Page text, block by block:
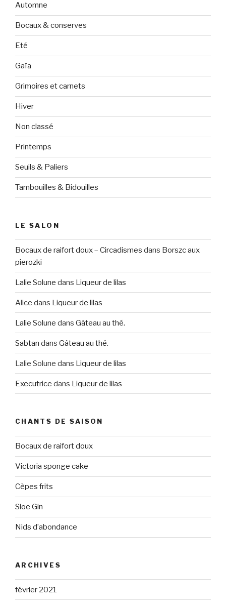
Automne
Bocaux & conserves
Eté
Gaïa
Grimoires et carnets
Hiver
Non classé
Printemps
Seuils & Paliers
Tambouilles & Bidouilles
LE SALON
Bocaux de raifort doux – Circadismes dans Borszc aux
pierozki
Lalie Solune dans Liqueur de lilas
Alice dans Liqueur de lilas
Lalie Solune dans Gâteau au thé.
Sabtan dans Gâteau au thé.
Lalie Solune dans Liqueur de lilas
Executrice dans Liqueur de lilas
CHANTS DE SAISON
Bocaux de raifort doux
Victoria sponge cake
Cèpes frits
Sloe Gin
Nids d’abondance
ARCHIVES
février 2021